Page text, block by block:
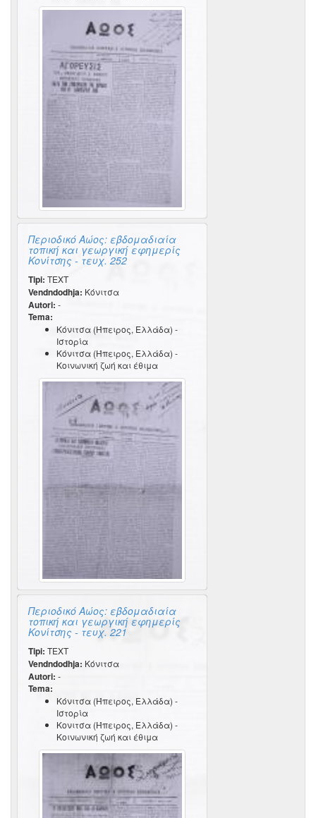
Περιοδικό Αώος: εβδομαδιαία
τοπική και γεωργική εφημερίς
Κονίτσης - τευχ. 252
Tipi: TEXT
Vendndodhja: Κόνιτσα
Autori: -
Tema:
Κόνιτσα (Ήπειρος, Ελλάδα) -
Ιστορία
Κόνιτσα (Ήπειρος, Ελλάδα) -
Κοινωνική ζωή και έθιμα
Περιοδικό Αώος: εβδομαδιαία
τοπική και γεωργική εφημερίς
Κονίτσης - τευχ. 221
Tipi: TEXT
Vendndodhja: Κόνιτσα
Autori: -
Tema:
Κόνιτσα (Ήπειρος, Ελλάδα) -
Ιστορία
Κονιτσα (Ήπειρος, Ελλάδα) -
Κοινωνική ζωή και έθιμα